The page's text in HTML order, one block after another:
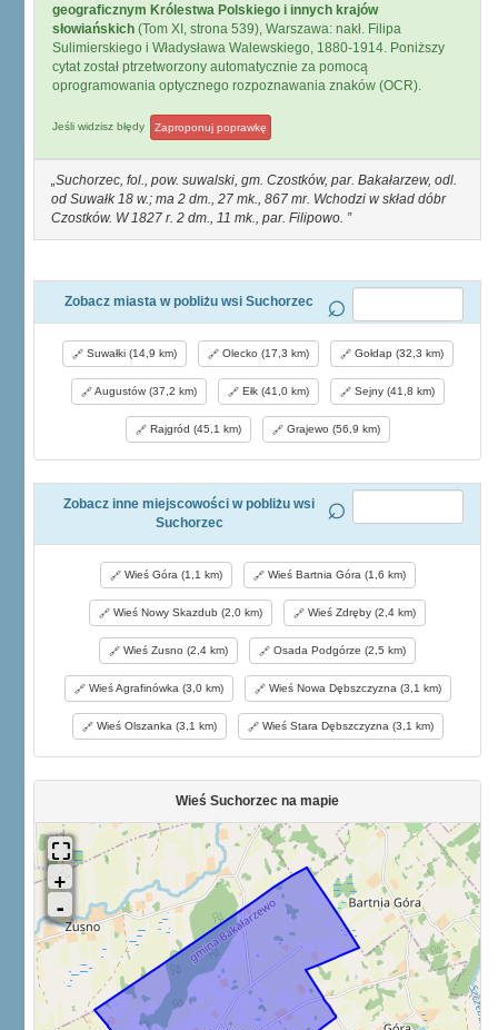
geograficznym Królestwa Polskiego i innych krajów
słowiańskich (Tom XI, strona 539), Warszawa: nakł. Filipa
Sulimierskiego i Władysława Walewskiego, 1880-1914. Poniższy
cytat został ptrzetworzony automatycznie za pomocą
oprogramowania optycznego rozpoznawania znaków (OCR).
Jeśli widzisz błędy Zaproponuj poprawkę
Suchorzec, fol., pow. suwalski, gm. Czostków, par. Bakałarzew, odl.
od Suwałk 18 w.; ma 2 dm., 27 mk., 867 mr. Wchodzi w skład dóbr
Czostków. W 1827 r. 2 dm., 11 mk., par. Filipowo.
Zobacz miasta w pobliżu wsi Suchorzec
Suwałki (14,9 km) Olecko (17,3 km) Gołdap (32,3 km)
Augustów (37,2 km) Ełk (41,0 km) Sejny (41,8 km)
Rajgród (45,1 km) Grajewo (56,9 km)
Zobacz inne miejscowości w pobliżu wsi
Suchorzec
Wieś Góra (1,1 km) Wieś Bartnia Góra (1,6 km)
Wieś Nowy Skazdub (2,0 km) Wieś Zdręby (2,4 km)
Wieś Zusno (2,4 km) Osada Podgórze (2,5 km)
Wieś Agrafinówka (3,0 km) Wieś Nowa Dębszczyzna (3,1 km)
Wieś Olszanka (3,1 km) Wieś Stara Dębszczyzna (3,1 km)
Wieś Suchorzec na mapie